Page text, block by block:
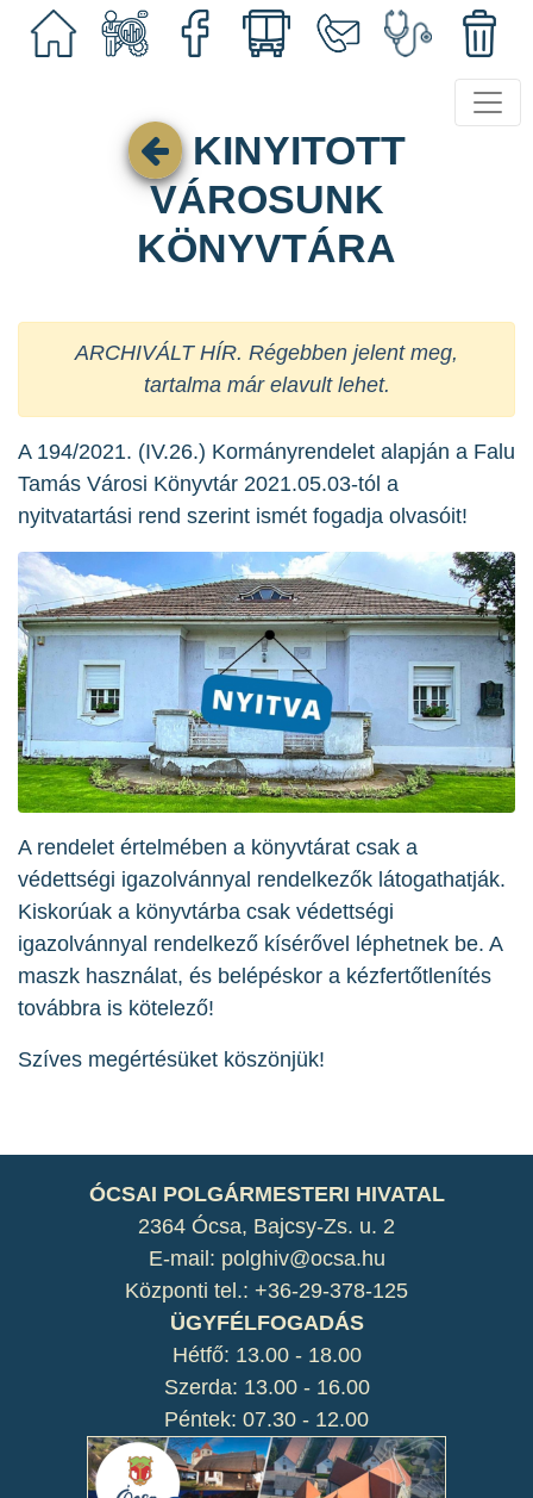
KINYITOTT
VÁROSUNK
KÖNYVTÁRA
ARCHIVÁLT HÍR. Régebben jelent meg,
tartalma már elavult lehet.
A 194/2021. (IV.26.) Kormányrendelet alapján a Falu
Tamás Városi Könyvtár 2021.05.03-tól a
nyitvatartási rend szerint ismét fogadja olvasóit!
A rendelet értelmében a könyvtárat csak a
védettségi igazolvánnyal rendelkezők látogathatják.
Kiskorúak a könyvtárba csak védettségi
igazolvánnyal rendelkező kísérővel léphetnek be. A
maszk használat, és belépéskor a kézfertőtlenítés
továbbra is kötelező!
Szíves megértésüket köszönjük!
ÓCSAI POLGÁRMESTERI HIVATAL
2364 Ócsa, Bajcsy-Zs. u. 2
E-mail: polghiv@ocsa.hu
Központi tel.: +36-29-378-125
ÜGYFÉLFOGADÁS
Hétfő: 13.00 - 18.00
Szerda: 13.00 - 16.00
Péntek: 07.30 - 12.00